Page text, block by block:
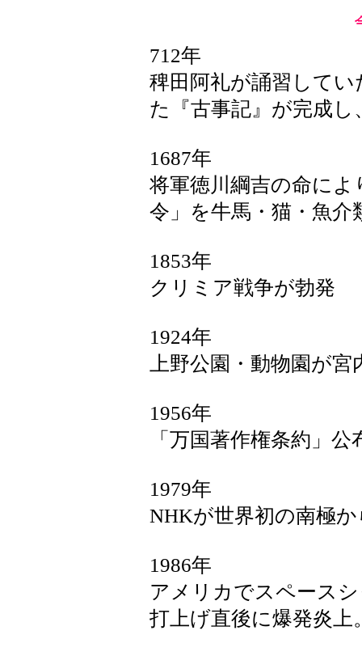
712年
稗田阿礼が誦習して
た『古事記』が完成し
1687年
将軍徳川綱吉の命に
令」を牛馬・猫・魚介
1853年
クリミア戦争が勃発
1924年
上野公園・動物園が
1956年
「万国著作権条約」
1979年
NHKが世界初の南極
1986年
アメリカでスペース
打上げ直後に爆発炎上